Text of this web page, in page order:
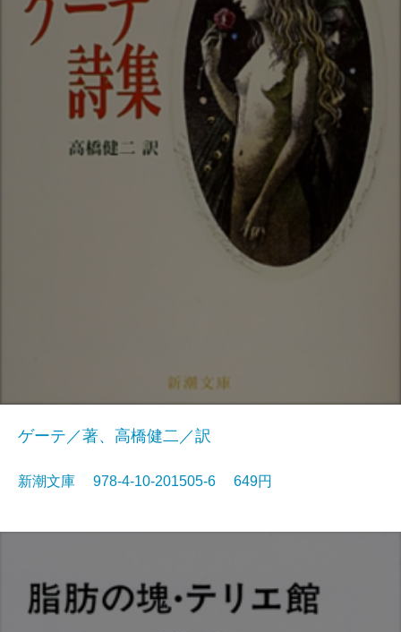
ゲーテ／著、高橋健二／訳
新潮文庫 978-4-10-201505-6 649円